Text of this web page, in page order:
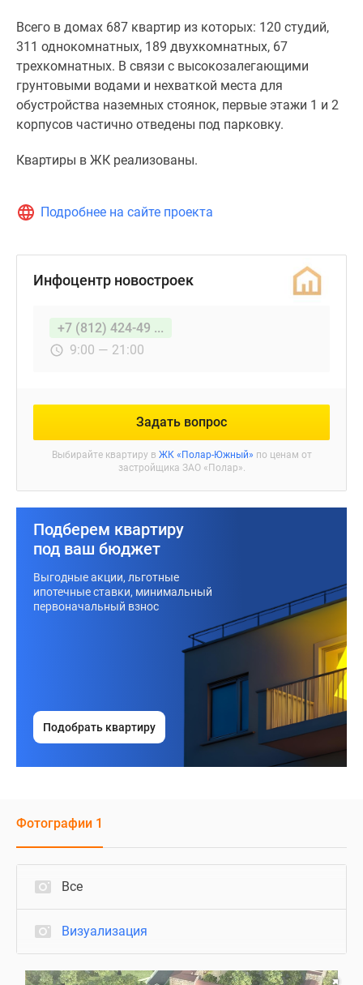
Всего в домах 687 квартир из которых: 120 студий,
311 однокомнатных, 189 двухкомнатных, 67
трехкомнатных. В связи с высокозалегающими
грунтовыми водами и нехваткой места для
обустройства наземных стоянок, первые этажи 1 и 2
корпусов частично отведены под парковку.
Квартиры в ЖК реализованы.
Подробнее на сайте проекта
Инфоцентр новостроек
+7 (812) 424-49 ...
9:00 — 21:00
Задать вопрос
Выбирайте квартиру в ЖК «Полар-Южный» по ценам от
застройщика ЗАО «Полар».
Подберем квартиру
под ваш бюджет
Выгодные акции, льготные
ипотечные ставки, минимальный
первоначальный взнос
Подобрать квартиру
Фотографии 1
Все
Визуализация